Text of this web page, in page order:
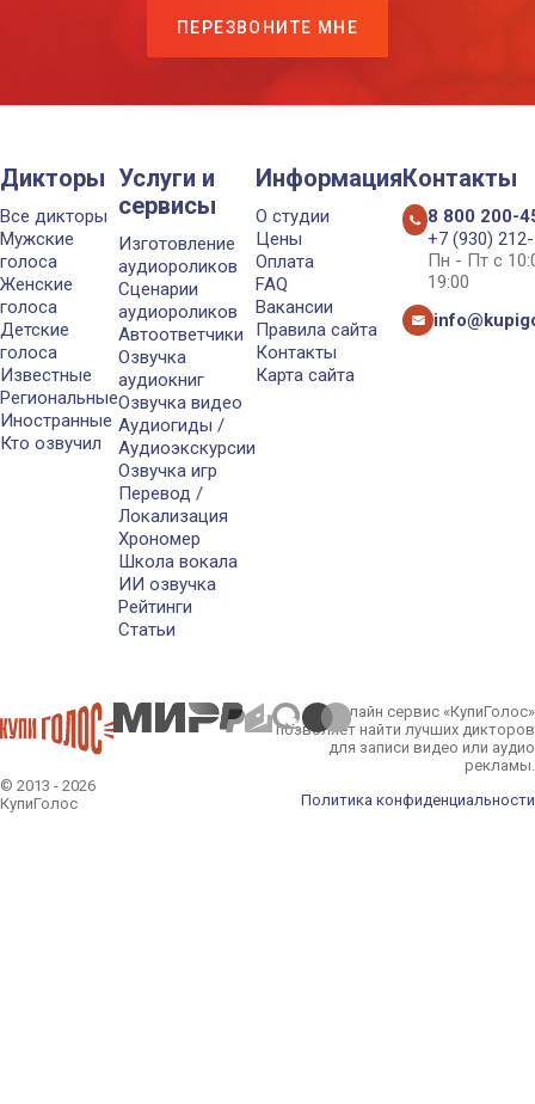
ПЕРЕЗВОНИТЕ МНЕ
Дикторы
Все дикторы
Мужские
голоса
Женские
голоса
Детские
голоса
Известные
Региональные
Иностранные
Кто озвучил
Услуги и
сервисы
Изготовление
аудиороликов
Сценарии
аудиороликов
Автоответчики
Озвучка
аудиокниг
Озвучка видео
Аудиогиды /
Аудиоэкскурсии
Озвучка игр
Перевод /
Локализация
Хрономер
Школа вокала
ИИ озвучка
Рейтинги
Статьи
Информация
О студии
Цены
Оплата
FAQ
Вакансии
Правила сайта
Контакты
Карта сайта
Контакты
8 800 200-
+7 (930)
Пн - Пт с
19:00
© 2013 - 2026
КупиГолос
Онлайн сервис «КупиГолос»
позволяет найти лучших дикторов
для записи видео или аудио
рекламы.
Политика конфиденциальности